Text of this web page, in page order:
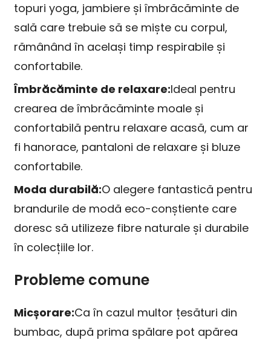
topuri yoga, jambiere și îmbrăcăminte de
sală care trebuie să se miște cu corpul,
rămânând în același timp respirabile și
confortabile.
Îmbrăcăminte de relaxare:Ideal pentru
crearea de îmbrăcăminte moale și
confortabilă pentru relaxare acasă, cum ar
fi hanorace, pantaloni de relaxare și bluze
confortabile.
Moda durabilă:O alegere fantastică pentru
brandurile de modă eco-conștiente care
doresc să utilizeze fibre naturale și durabile
în colecțiile lor.
Probleme comune
Micșorare:Ca în cazul multor țesături din
bumbac, după prima spălare pot apărea